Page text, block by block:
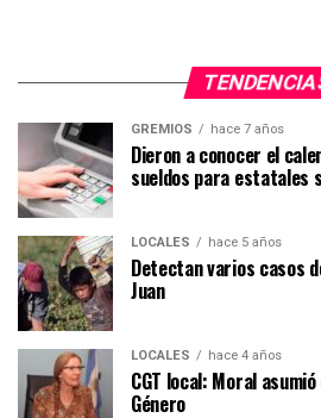
GREMIOS hace 7 años
Dieron a conocer el
sueldos para estatales
LOCALES hace 5 años
Detectan varios casos
Juan
LOCALES hace 4 años
CGT local: Moral
Género